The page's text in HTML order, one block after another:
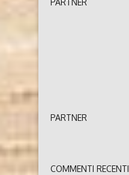
PARTNER
PARTNER
COMMENTI RECENTI